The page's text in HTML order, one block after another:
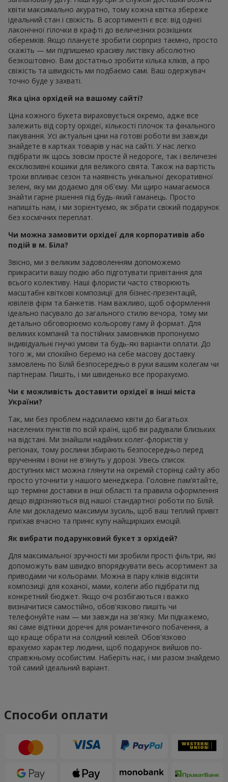
квіти максимально акуратно, тому кожна квітка збереже
ідеальний стан і свіжість. В асортименті є все: від однієї
лаконічної гілочки в крафті до величезних розкішних
оберемків. Якщо плануєте зробити сюрприз таємно, просто
скажіть — ми підпишемо красиву листівку абсолютно
безкоштовно. Вам достатньо зробити кілька кліків, а про
свіжість та швидкість ми подбаємо самі. Ваш одержувач
точно буде у захваті.
Яка ціна орхідей на вашому сайті?
Ціна кожного букета вираховується окремо, адже все
залежить від сорту орхідеї, кількості гілочок та фінального
пакування. Усі актуальні ціни на готові роботи ви завжди
знайдете в картках товарів у нас на сайті. У нас легко
підібрати як щось зовсім просте й недороге, так і величезні
ексклюзивні кошики для великого свята. Також на вартість
трохи впливає сезон та наявність унікальної декоративної
зелені, яку ми додаємо для об'єму. Ми щиро намагаємося
знайти гарне рішення під будь-який гаманець. Просто
напишіть нам, і ми зорієнтуємо, як зібрати свіжий подарунок
без космічних переплат.
Чи можна замовити орхідеї для корпоративів або
подій в м. Біла?
Звісно, ми з великим задоволенням допоможемо
прикрасити вашу подію або підготувати привітання для
всього колективу. Наші флористи часто створюють
масштабні квіткові композиції для бізнес-презентацій,
ювілеїв фірм та банкетів. Нам важливо, щоб оформлення
ідеально пасувало до загального стилю вечора, тому ми
детально обговорюємо кольорову гаму й формат. Для
великих компаній та постійних замовників пропонуємо
індивідуальні гнучкі умови та будь-які варіанти оплати. До
того ж, ми спокійно беремо на себе масову доставку
замовлень по Білій безпосередньо в руки вашим колегам чи
партнерам. Пишіть, і ми швиденько все прорахуємо.
Чи є можливість доставити орхідеї в інші міста
України?
Так, ми без проблем надсилаємо квіти до багатьох
населених пунктів по всій країні, щоб ви радували близьких
на відстані. Ми знайшли надійних колег-флористів у
регіонах, тому рослини збирають безпосередньо перед
врученням і вони не в'януть у дорозі. Увесь список
доступних міст можна глянути на окремій сторінці сайту або
просто уточнити у нашого менеджера. Головне пам’ятайте,
що терміни доставки в інші області та правила оформлення
дещо відрізняються від нашої стандартної роботи по Білій.
Але ми докладемо максимум зусиль, щоб ваш теплий привіт
приїхав вчасно та приніс купу найщиріших емоцій.
Як вибрати подарунковий букет з орхідей?
Для максимальної зручності ми зробили прості фільтри, які
допоможуть вам швидко впорядкувати весь асортимент за
приводами чи кольорами. Можна в пару кліків відсіяти
композиції для коханої, мами, колеги або підібрати під
конкретний бюджет. Якщо очі розбігаються і важко
визначитися самостійно, обов'язково пишіть чи
телефонуйте нам — ми завжди на зв'язку. Ми підкажемо,
які саме відтінки доречні для романтичного побачення, а
що краще обрати на солідний ювілей. Обов'язково
врахуємо характер людини, щоб подарунок вийшов по-
справжньому особистим. Наберіть нас, і ми разом знайдемо
той самий ідеальний варіант.
Способи оплати